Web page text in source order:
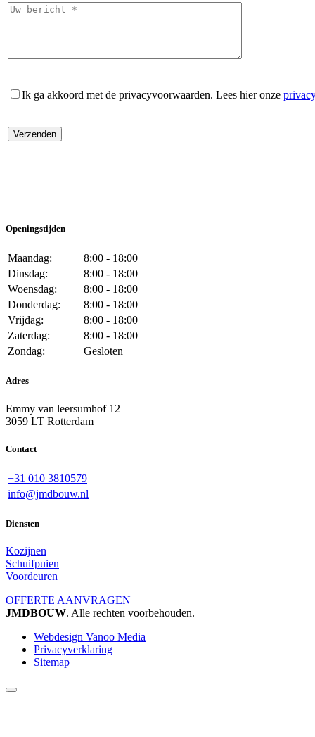
Ik ga akkoord met de privacyvoorwaarden. Lees hier onze
Openingstijden
Maandag:
8:00 - 18:00
Dinsdag:
8:00 - 18:00
Woensdag:
8:00 - 18:00
Donderdag:
8:00 - 18:00
Vrijdag:
8:00 - 18:00
Zaterdag:
8:00 - 18:00
Zondag:
Gesloten
Adres
Emmy van leersumhof 12
3059 LT Rotterdam
Contact
+31 010 3810579
info@jmdbouw.nl
Diensten
Kozijnen
Schuifpuien
Voordeuren
OFFERTE AANVRAGEN
JMDBOUW. Alle rechten voorbehouden.
Webdesign Vanoo Media
Privacyverklaring
Sitemap